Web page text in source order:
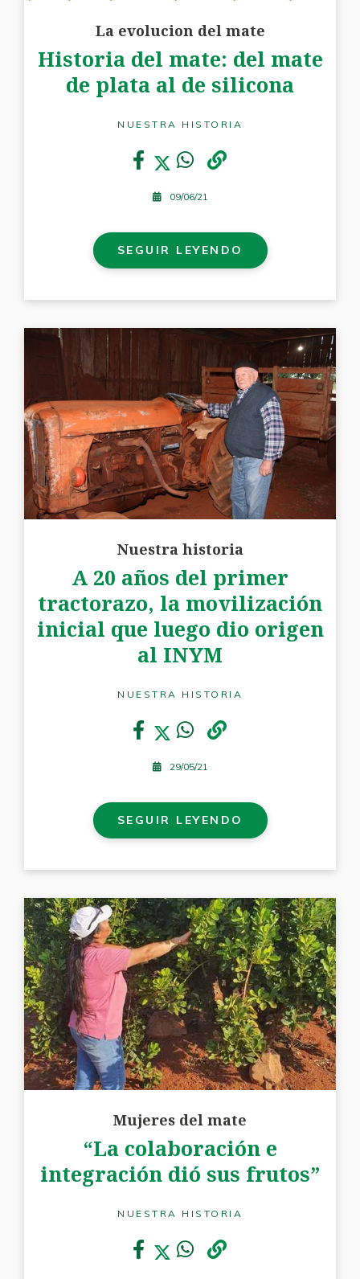
La evolucion del mate
Historia del mate: del mate
de plata al de silicona
NUESTRA HISTORIA
09/06/21
SEGUIR LEYENDO
Nuestra historia
A 20 años del primer
tractorazo, la movilización
inicial que luego dio origen
al INYM
NUESTRA HISTORIA
29/05/21
SEGUIR LEYENDO
Mujeres del mate
“La colaboración e
integración dió sus frutos”
NUESTRA HISTORIA